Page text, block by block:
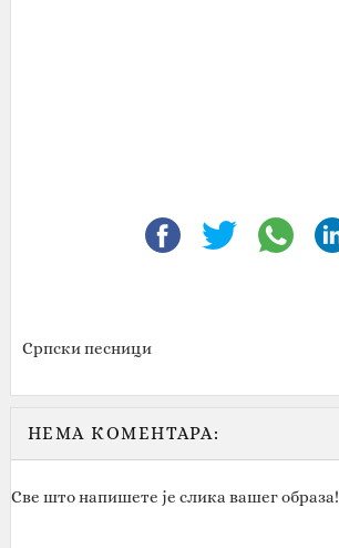
Српски песници
НЕМА КОМЕНТАРА:
Све што напишете је слика вашег образа!